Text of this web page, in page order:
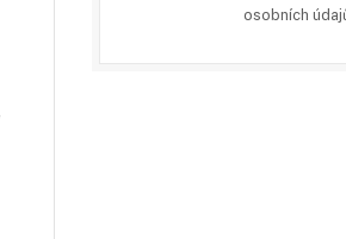
osobních